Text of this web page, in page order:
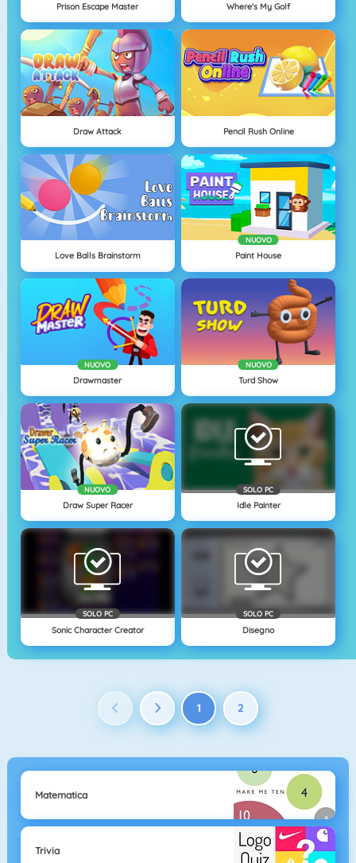
Prison Escape Master Where's My Golf
Draw Attack Pencil Rush Online
Love Balls Brainstorm
NUOVO
Paint House
NUOVO
Drawmaster
NUOVO
Turd Show
NUOVO
Draw Super Racer
SOLO PC
Idle Painter
SOLO PC
Sonic Character Creator
SOLO PC
Disegno
1 2
Matematica
Trivia